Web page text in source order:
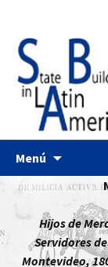
UPF website
Menú
Hijos de
Servidores
Montevideo,